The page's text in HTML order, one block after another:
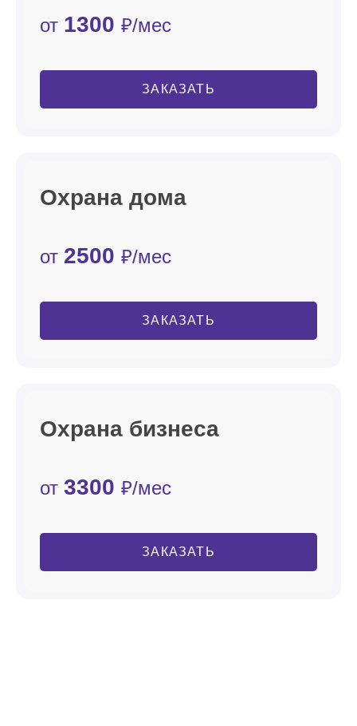
от 1300 ₽/мес
ЗАКАЗАТЬ
Охрана дома
от 2500 ₽/мес
ЗАКАЗАТЬ
Охрана бизнеса
от 3300 ₽/мес
ЗАКАЗАТЬ